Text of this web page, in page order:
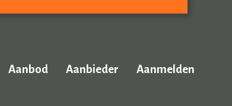
Aanbod Aanbieder Aanmelden